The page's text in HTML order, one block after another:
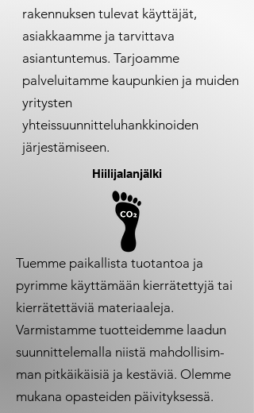
rakennuksen tulevat käyttäjät,
asiakkaamme ja tarvittava
asiantuntemus. Tarjoamme
palveluitamme kaupunkien ja muiden
yritysten
yhteissuunnitteluhankkinoiden
järjestämiseen.
Hiilijalanjälki
Tuemme paikallista tuotantoa ja
pyrimme käyttämään kierrätettyjä tai
kierrätettäviä materiaaleja.
Varmistamme tuotteidemme laadun
suunnittelemalla niistä mahdollisim-
man pitkäikäisiä ja kestäviä. Olemme
mukana opasteiden päivityksessä.